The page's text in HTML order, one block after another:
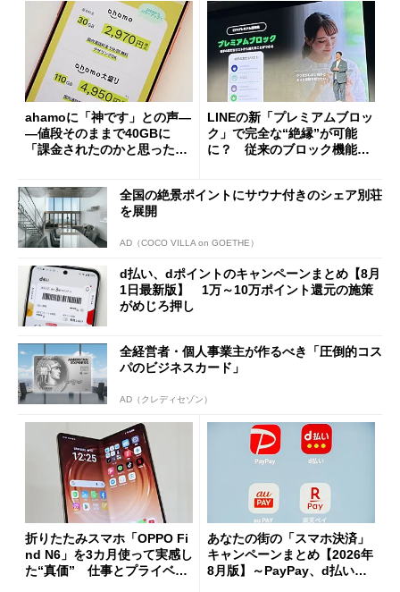
ahamoに「神です」との声―
―値段そのままで40GBに
「課金されたのかと思った」
LINEの新「プレミアムブロッ
ク」で完全な“絶縁”が可能
に？ 従来のブロック機能と
全国の絶景ポイントにサウナ付きのシェア別荘
を展開
AD（COCO VILLA on GOETHE）
d払い、dポイントのキャンペーンまとめ【8月
1日最新版】 1万～10万ポイント還元の施策
がめじろ押し
全経営者・個人事業主が作るべき「圧倒的コス
パのビジネスカード」
AD（クレディセゾン）
折りたたみスマホ「OPPO Fi
nd N6」を3カ月使って実感し
た“真価” 仕事とプライベー
あなたの街の「スマホ決済」
キャンペーンまとめ【2026年
8月版】～PayPay、d払い、a